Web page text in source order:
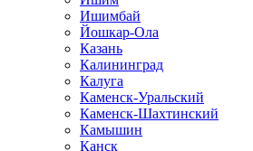
Ишимбай
Йошкар-Ола
Казань
Калининград
Калуга
Каменск-Уральский
Каменск-Шахтинский
Камышин
Канск